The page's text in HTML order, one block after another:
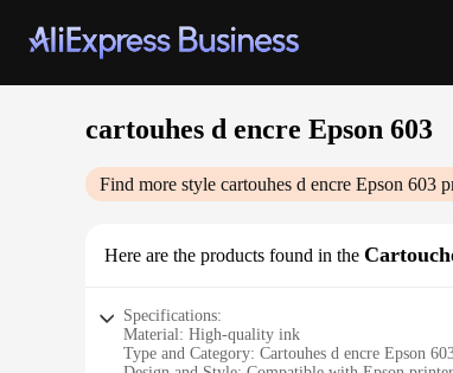
cartouhes d encre Epson 603
Find more style cartouhes d encre Epson 603
Here are the products found in the
Specifications:
Material: High-quality ink
Type and Category: Cartouhes d encre Epson